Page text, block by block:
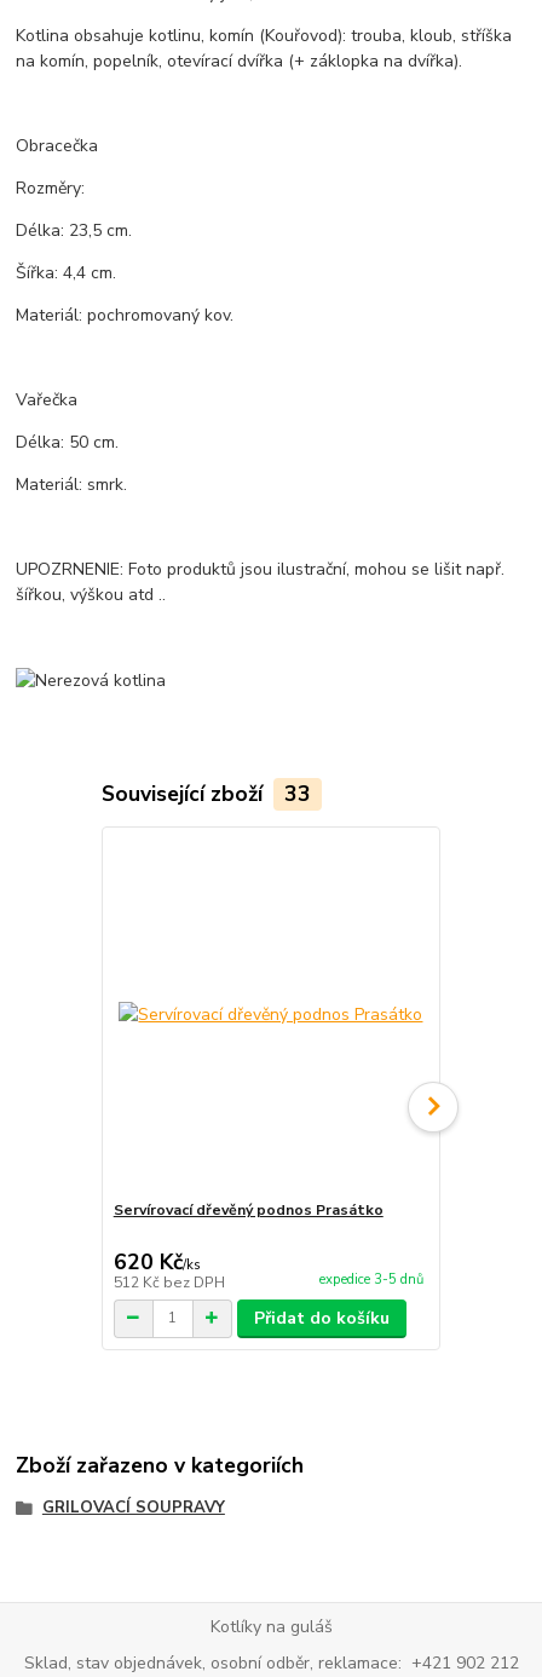
Kotlina obsahuje kotlinu, komín (Kouřovod): trouba, kloub, stříška
na komín, popelník, otevírací dvířka (+ záklopka na dvířka).
Obracečka
Rozměry:
Délka: 23,5 cm.
Šířka: 4,4 cm.
Materiál: pochromovaný kov.
Vařečka
Délka: 50 cm.
Materiál: smrk.
UPOZRNENIE: Foto produktů jsou ilustrační, mohou se lišit např.
šířkou, výškou atd ..
Související zboží 33
Servírovací dřevěný podnos Prasátko
620 Kč/ks
512 Kč bez DPH expedice 3-5 dnů
Přidat do košíku
Zboží zařazeno v kategoriích
GRILOVACÍ SOUPRAVY
Kotlíky na guláš
Sklad, stav objednávek, osobní odběr, reklamace: +421 902 212